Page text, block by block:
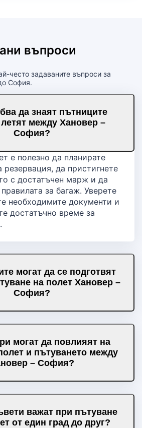
въпроси
често задаваните въпроси за
София.
да знаят пътниците
между Хановер –
София?
е полезно да планирате
резервация, да пристигнете
с достатъчен марж и да
за багаж. Уверете
необходимите документи и
достатъчно време за
могат да се подготвят
на полет Хановер –
София?
могат да повлияят на
и пътуването между
– София?
важат при пътуване
от един град до друг?